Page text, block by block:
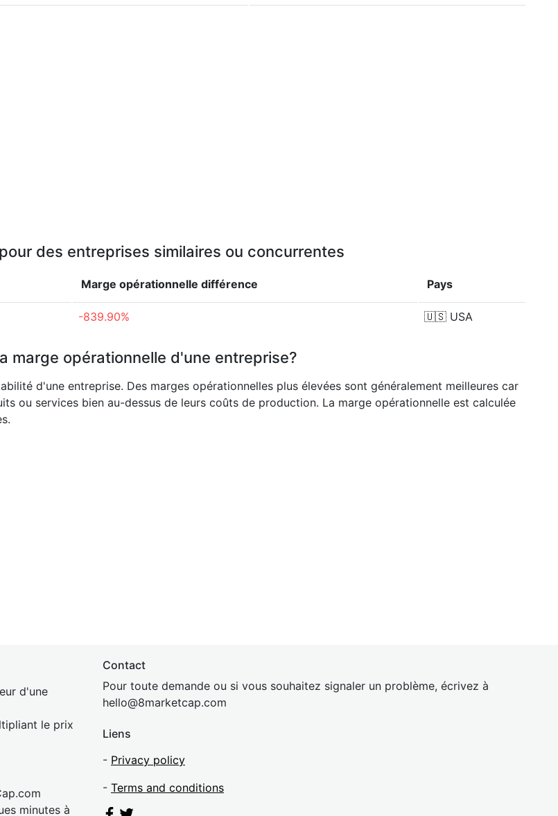
des entreprises similaires ou concurrentes
Marge opérationnelle différence Pays
-839.90% 🇺🇸 USA
marge opérationnelle d'une entreprise?
d'une entreprise. Des marges opérationnelles plus élevées sont généralement meilleures car
ou services bien au-dessus de leurs coûts de production. La marge opérationnelle est calculée
d'une
le prix
minutes à
Contact
Pour toute demande ou si vous souhaitez signaler un problème, écrivez à
hello@8marketcap.com
Liens
- Privacy policy
- Terms and conditions